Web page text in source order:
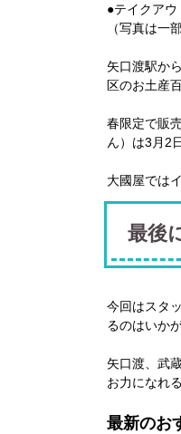
●テイクアウ
（写真は一
矢口渡駅か
区のお土産
春限定で販
ん）は3月2
大國屋では
最後
今回はスタ
るのはいか
矢口渡、武
お力になれ
最新のお